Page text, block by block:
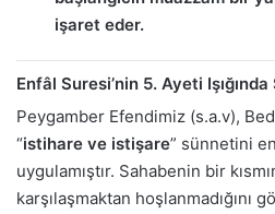
işaret eder.
Enfâl Suresi’nin 5. Ayeti
Peygamber Efendimiz (s.a.v),
“istihare ve istişare” sünnetini
uygulamıştır. Sahabenin bir
karşılaşmaktan hoşlanmadığını